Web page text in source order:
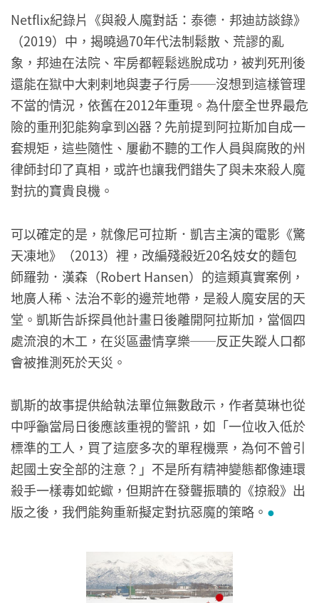
Netflix紀錄片《與殺人魔對話：泰德．邦迪訪談錄》
（2019）中，揭曉過70年代法制鬆散、荒謬的亂
象，邦迪在法院、牢房都輕鬆逃脫成功，被判死刑後
還能在獄中大剌剌地與妻子行房──沒想到這樣管理
不當的情況，依舊在2012年重現。為什麼全世界最危
險的重刑犯能夠拿到凶器？先前提到阿拉斯加自成一
套規矩，這些隨性、屢勸不聽的工作人員與腐敗的州
律師封印了真相，或許也讓我們錯失了與未來殺人魔
對抗的寶貴良機。
可以確定的是，就像尼可拉斯．凱吉主演的電影《驚
天凍地》（2013）裡，改編殘殺近20名妓女的麵包
師羅勃．漢森（Robert Hansen）的這類真實案例，
地廣人稀、法治不彰的邊荒地帶，是殺人魔安居的天
堂。凱斯告訴探員他計畫日後離開阿拉斯加，當個四
處流浪的木工，在災區盡情享樂──反正失蹤人口都
會被推測死於天災。
凱斯的故事提供給執法單位無數啟示，作者莫琳也從
中呼籲當局日後應該重視的警訊，如「一位收入低於
標準的工人，買了這麼多次的單程機票，為何不曾引
起國土安全部的注意？」不是所有精神變態都像連環
殺手一樣毒如蛇蠍，但期許在發聾振聵的《掠殺》出
版之後，我們能夠重新擬定對抗惡魔的策略。 ●